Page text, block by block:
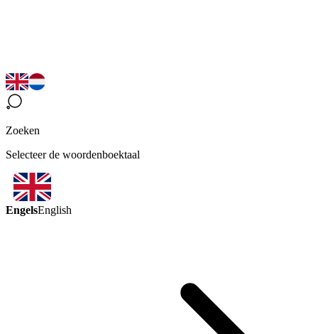
Zoeken
Selecteer de woordenboektaal
EngelsEnglish